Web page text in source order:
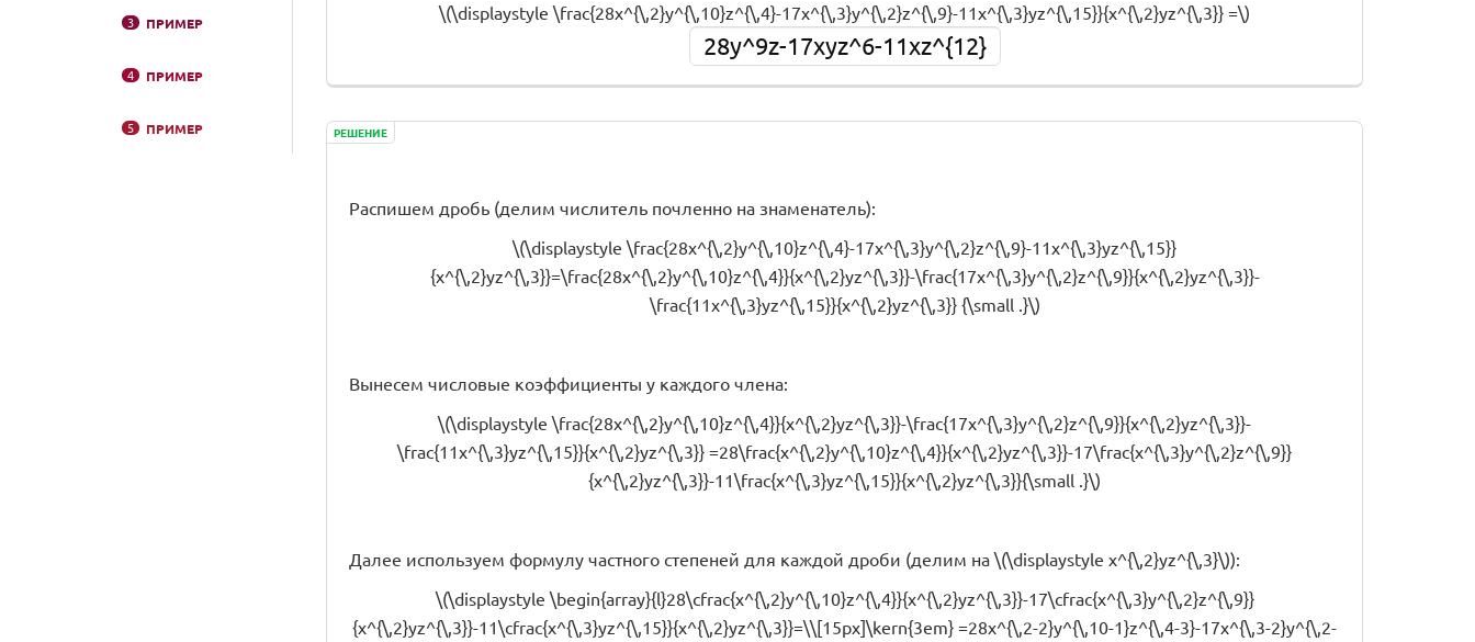
3 ПРИМЕР
4 ПРИМЕР
5 ПРИМЕР
\(\displaystyle \frac{28x^{\,2}y^{\,10}z^{\,4}-17x^{\,3}y^{\,2}z^{\,9}-11x^{\,3}yz^{\,15}}{x^{\,2}yz^{\,3}} =\)
28y^9z-17xyz^6-11xz^{12}
РЕШЕНИЕ
Распишем дробь (делим числитель почленно на знаменатель):
\(\displaystyle \frac{28x^{\,2}y^{\,10}z^{\,4}-17x^{\,3}y^{\,2}z^{\,9}-11x^{\,3}yz^{\,15}}
{x^{\,2}yz^{\,3}}=\frac{28x^{\,2}y^{\,10}z^{\,4}}{x^{\,2}yz^{\,3}}-\frac{17x^{\,3}y^{\,2}z^{\,9}}{x^{\,2}yz^{\,3}}-
\frac{11x^{\,3}yz^{\,15}}{x^{\,2}yz^{\,3}} {\small .}\)
Вынесем числовые коэффициенты у каждого члена:
\(\displaystyle \frac{28x^{\,2}y^{\,10}z^{\,4}}{x^{\,2}yz^{\,3}}-\frac{17x^{\,3}y^{\,2}z^{\,9}}{x^{\,2}yz^{\,3}}-
\frac{11x^{\,3}yz^{\,15}}{x^{\,2}yz^{\,3}} =28\frac{x^{\,2}y^{\,10}z^{\,4}}{x^{\,2}yz^{\,3}}-17\frac{x^{\,3}y^{\,2}z^{\,9}}
{x^{\,2}yz^{\,3}}-11\frac{x^{\,3}yz^{\,15}}{x^{\,2}yz^{\,3}}{\small .}\)
Далее используем формулу частного степеней для каждой дроби (делим на \(\displaystyle x^{\,2}yz^{\,3}\)):
\(\displaystyle \begin{array}{l}28\cfrac{x^{\,2}y^{\,10}z^{\,4}}{x^{\,2}yz^{\,3}}-17\cfrac{x^{\,3}y^{\,2}z^{\,9}}
{x^{\,2}yz^{\,3}}-11\cfrac{x^{\,3}yz^{\,15}}{x^{\,2}yz^{\,3}}=\\[15px]\kern{3em} =28x^{\,2-2}y^{\,10-1}z^{\,4-3}-17x^{\,3-2}y^{\,2-